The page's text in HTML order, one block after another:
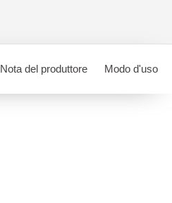
Nota del produttore Modo d'uso